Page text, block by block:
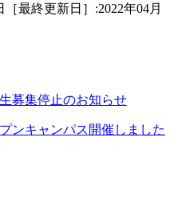
［最終更新日］:2022年04月
募集停止のお知らせ
ンキャンパス開催しました